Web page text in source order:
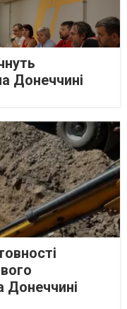
Донеччині
Донеччині